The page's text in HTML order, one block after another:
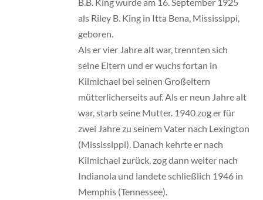
B.B. King wurde am 16. September 1925
als Riley B. King in Itta Bena, Mississippi,
geboren.
Als er vier Jahre alt war, trennten sich
seine Eltern und er wuchs fortan in
Kilmichael bei seinen Großeltern
mütterlicherseits auf. Als er neun Jahre alt
war, starb seine Mutter. 1940 zog er für
zwei Jahre zu seinem Vater nach Lexington
(Mississippi). Danach kehrte er nach
Kilmichael zurück, zog dann weiter nach
Indianola und landete schließlich 1946 in
Memphis (Tennessee).